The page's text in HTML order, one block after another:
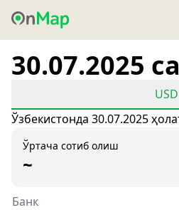
30.07.2025
USD
Ўзбекистонда 30.07.2025
Ўртача сотиб олиш
~
Банк